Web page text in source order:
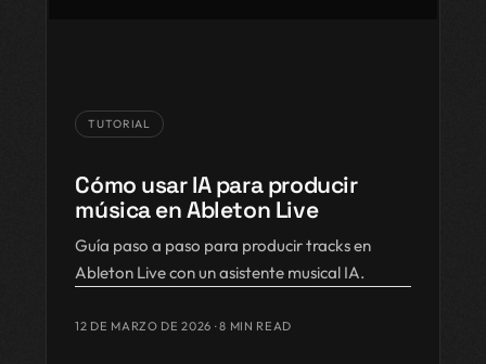
TUTORIAL
Cómo usar IA para producir
música en Ableton Live
Guía paso a paso para producir tracks en
Ableton Live con un asistente musical IA.
12 DE MARZO DE 2026 · 8 MIN READ